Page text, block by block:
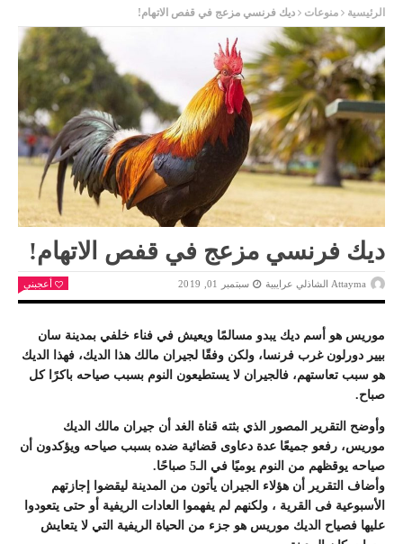
الرئيسية منوعات ديك فرنسي مزعج في قفص الاتهام!
ديك فرنسي مزعج في قفص الاتهام!
Attayma الشاذلي عرايبية سبتمبر 01, 2019 أعجبني
موريس هو أسم ديك يبدو مسالمًا ويعيش في فناء خلفي بمدينة سان
بيير دورلون غرب فرنسا، ولكن وفقًا لجيران مالك هذا الديك، فهذا الديك
هو سبب تعاستهم، فالجيران لا يستطيعون النوم بسبب صياحه باكرًا كل
صباح.
وأوضح التقرير المصور الذي بثته قناة الغد أن جيران مالك الديك
موريس، رفعو جميعًا عدة دعاوى قضائية ضده بسبب صياحه ويؤكدون أن
صياحه يوقظهم من النوم يوميًا في الـ5 صباحًا.
وأضاف التقرير أن هؤلاء الجيران يأتون من المدينة ليقضوا إجازتهم
الأسبوعية فى القرية ، ولكنهم لم يفهموا العادات الريفية أو حتى يتعودوا
عليها فصياح الديك موريس هو جزء من الحياة الريفية التي لا يتعايش